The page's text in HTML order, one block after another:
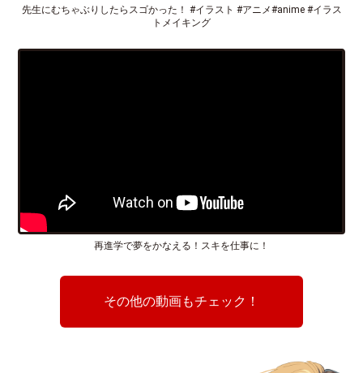
先生にむちゃぶりしたらスゴかった！ #イラスト #アニメ#anime #イラス
トメイキング
再進学で夢をかなえる！スキを仕事に！
その他の動画もチェック！